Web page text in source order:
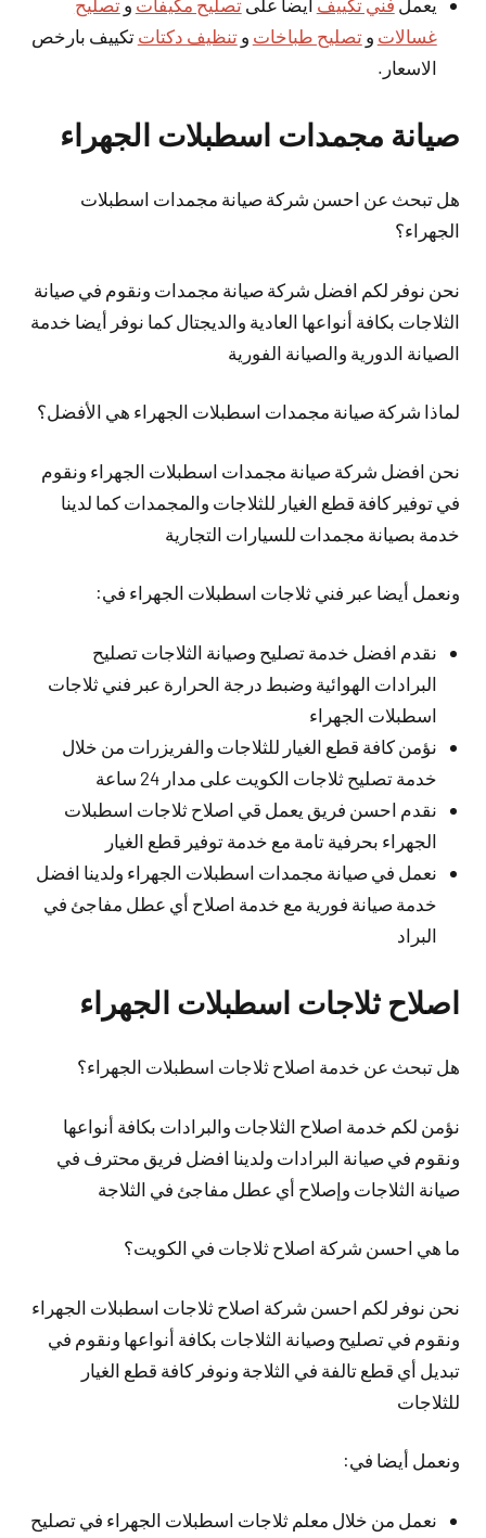
غسالات وتصليح طباخات وتنظيف دكتات تكييف بارخص
الاسعار.
صيانة مجمدات اسطبلات الجهراء
هل تبحث عن احسن شركة صيانة مجمدات اسطبلات
الجهراء؟
نحن نوفر لكم افضل شركة صيانة مجمدات ونقوم في صيانة
الثلاجات بكافة أنواعها العادية والديجتال كما نوفر أيضا خدمة
الصيانة الدورية والصيانة الفورية
لماذا شركة صيانة مجمدات اسطبلات الجهراء هي الأفضل؟
نحن افضل شركة صيانة مجمدات اسطبلات الجهراء ونقوم
في توفير كافة قطع الغيار للثلاجات والمجمدات كما لدينا
خدمة بصيانة مجمدات للسيارات التجارية
ونعمل أيضا عبر فني ثلاجات اسطبلات الجهراء في:
نقدم افضل خدمة تصليح وصيانة الثلاجات تصليح
البرادات الهوائية وضبط درجة الحرارة عبر فني ثلاجات
اسطبلات الجهراء
نؤمن كافة قطع الغيار للثلاجات والفريزرات من خلال
خدمة تصليح ثلاجات الكويت على مدار 24 ساعة
نقدم احسن فريق يعمل قي اصلاح ثلاجات اسطبلات
الجهراء بحرفية تامة مع خدمة توفير قطع الغيار
نعمل في صيانة مجمدات اسطبلات الجهراء ولدينا افضل
خدمة صيانة فورية مع خدمة اصلاح أي عطل مفاجئ في
البراد
اصلاح ثلاجات اسطبلات الجهراء
هل تبحث عن خدمة اصلاح ثلاجات اسطبلات الجهراء؟
نؤمن لكم خدمة اصلاح الثلاجات والبرادات بكافة أنواعها
ونقوم في صيانة البرادات ولدينا افضل فريق محترف في
صيانة الثلاجات وإصلاح أي عطل مفاجئ في الثلاجة
ما هي احسن شركة اصلاح ثلاجات في الكويت؟
نحن نوفر لكم احسن شركة اصلاح ثلاجات اسطبلات الجهراء
ونقوم في تصليح وصيانة الثلاجات بكافة أنواعها ونقوم في
تبديل أي قطع تالفة في الثلاجة ونوفر كافة قطع الغيار
للثلاجات
ونعمل أيضا في:
نعمل من خلال معلم ثلاجات اسطبلات الجهراء في تصليح